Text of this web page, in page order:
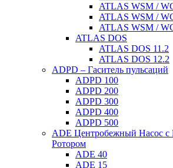
ATLAS WSM /
ATLAS WSM /
ATLAS WSM /
ATLAS DOS
ATLAS DOS 11.2
ATLAS DOS 12.2
ADPD – Гаситель пульсаций
ADPD 100
ADPD 200
ADPD 300
ADPD 400
ADPD 500
ADE Центробежный Насос с
Ротором
ADE 40
ADE 15